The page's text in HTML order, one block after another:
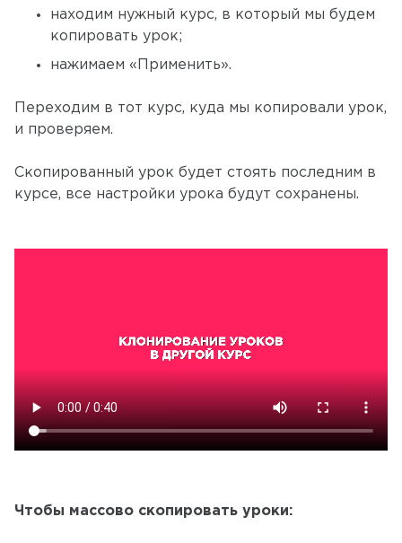
находим нужный курс, в который мы будем
копировать урок;
нажимаем «Применить».
Переходим в тот курс, куда мы копировали урок,
и проверяем.
Скопированный урок будет стоять последним в
курсе, все настройки урока будут сохранены.
Чтобы массово скопировать уроки: